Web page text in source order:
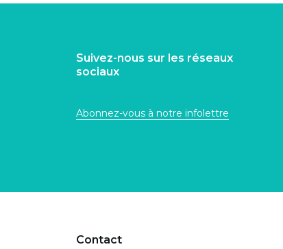
Suivez-nous sur les réseaux
sociaux
Abonnez-vous à notre infolettre
Contact